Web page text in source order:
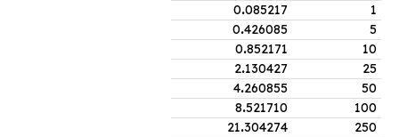
1
0.085217
5
0.426085
10
0.852171
25
2.130427
50
4.260855
100
8.521710
250
21.304274